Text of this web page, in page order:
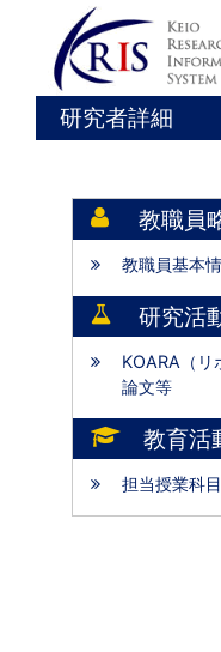
研究者詳細
教職員
教職員基本
研究活
KOARA（リ
論文等
教育活
担当授業科目